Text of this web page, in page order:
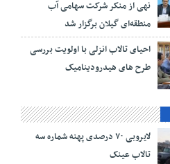
نهی از منکر شرکت سهامی آب
منطقه‌ای گیلان برگزار شد
احیای تالاب انزلی با اولویت بررسی
طرح های هیدرودینامیک
لایروبی ۷۰ درصدی پهنه شماره سه
تالاب عینک